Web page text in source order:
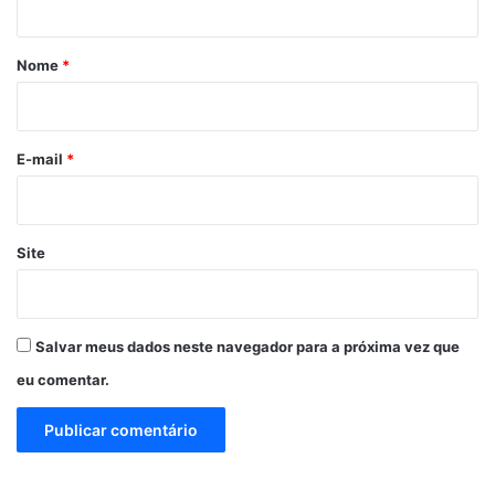
r
*
Nome *
E-mail *
Site
Salvar meus dados neste navegador para a próxima vez que
eu comentar.